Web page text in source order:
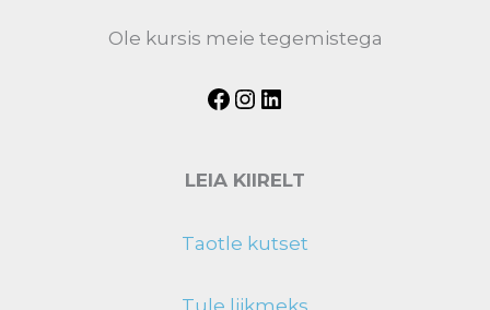
Ole kursis meie tegemistega
LEIA KIIRELT
Taotle kutset